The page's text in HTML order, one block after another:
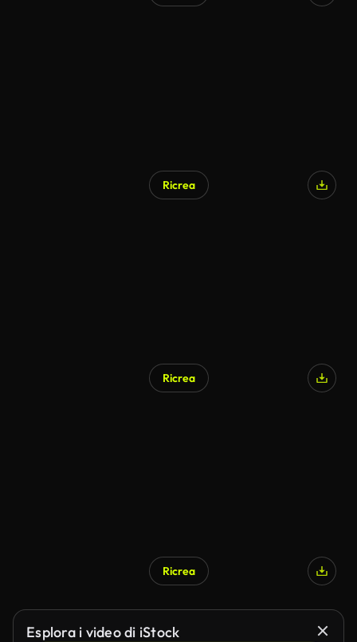
Ricrea
Ricrea
Ricrea
Esplora i video di iStock